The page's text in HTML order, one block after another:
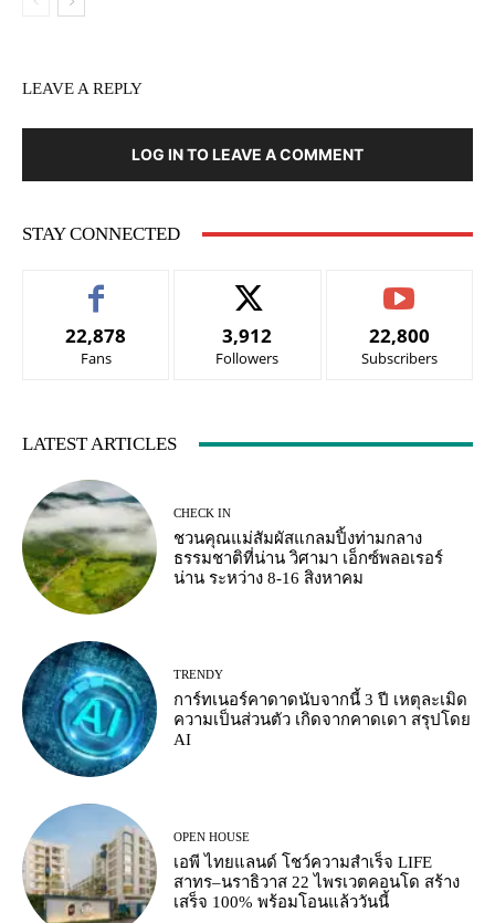
LEAVE A REPLY
LOG IN TO LEAVE A COMMENT
STAY CONNECTED
22,878
Fans
3,912
Followers
22,800
Subscribers
LATEST ARTICLES
CHECK IN
ชวนคุณแม่สัมผัสแกลมปิ้งท่ามกลาง
ธรรมชาติที่น่าน วิศามา เอ็กซ์พลอเรอร์
น่าน ระหว่าง 8-16 สิงหาคม
TRENDY
การ์ทเนอร์คาดาดนับจากนี้ 3 ปี เหตุละเมิด
ความเป็นส่วนตัว เกิดจากคาดเดา สรุปโดย
AI
OPEN HOUSE
เอพี ไทยแลนด์ โชว์ความสำเร็จ LIFE
สาทร–นราธิวาส 22 ไพรเวตคอนโด สร้าง
เสร็จ 100% พร้อมโอนแล้ววันนี้